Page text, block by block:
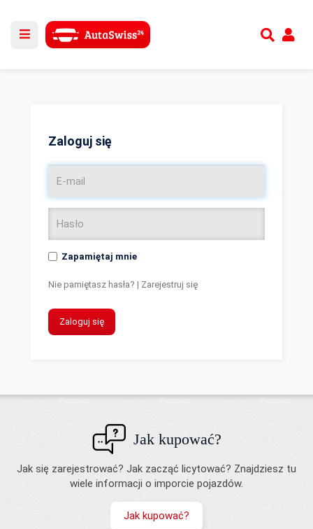
Zaloguj się
Zapamiętaj mnie
Nie pamiętasz hasła? | Zarejestruj się
Zaloguj się
Jak kupować?
Jak się zarejestrować? Jak zacząć licytować? Znajdziesz tu
wiele informacji o imporcie pojazdów.
Jak kupować?